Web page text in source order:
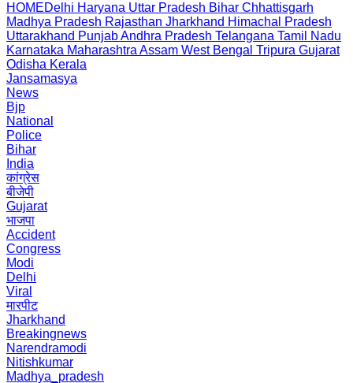
HOMEDelhi Haryana Uttar Pradesh Bihar Chhattisgarh
Madhya Pradesh Rajasthan Jharkhand Himachal Pradesh
Uttarakhand PunjabAndhra Pradesh Telangana Tamil Nadu
Karnataka Maharashtra Assam West Bengal Tripura Gujarat
Odisha Kerala
Jansamasya
News
Bjp
National
Police
Bihar
India
कांग्रेस
बीजेपी
Gujarat
भाजपा
Accident
Congress
Modi
Delhi
Viral
मारपीट
Jharkhand
Breakingnews
Narendramodi
Nitishkumar
Madhya_pradesh